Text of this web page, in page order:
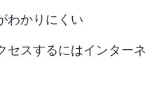
わかりにくい
セスするにはインターネ